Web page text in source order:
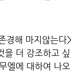
경해 마지않는다>
을 더 강조하고 싶
엘에 대하여 나오